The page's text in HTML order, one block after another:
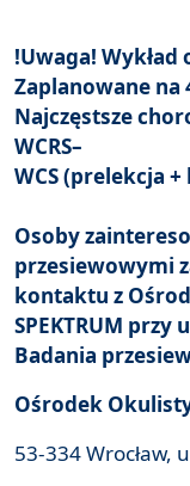
!Uwaga! Wykład
Zaplanowane
Najczęstsze
WCRS–
WCS (prelekcja
Osoby
przesiewowymi
kontaktu z
SPEKTRUM przy
Badania
Ośrodek
53-334 Wrocław,